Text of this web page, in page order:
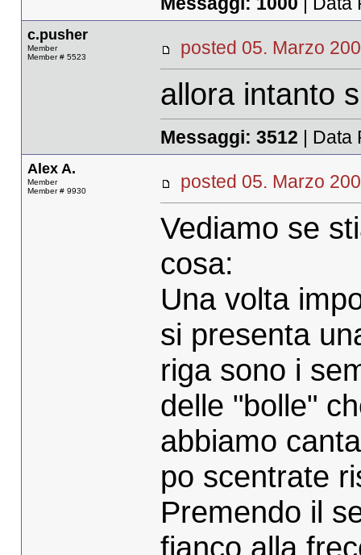
c.pusher
Member
Member # 5523
posted 05. Marzo
allora intanto
Messaggi: 3512 | Data
Alex A.
Member
Member # 9930
posted 05. Marzo
Vediamo se
cosa:
Una volta
si presenta
riga sono i
delle "bolle"
abbiamo
po scentrate
Premendo il
fianco alla